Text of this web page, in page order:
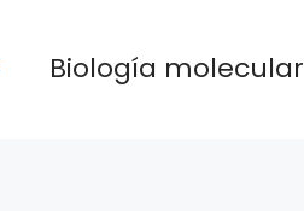
Biología molecular